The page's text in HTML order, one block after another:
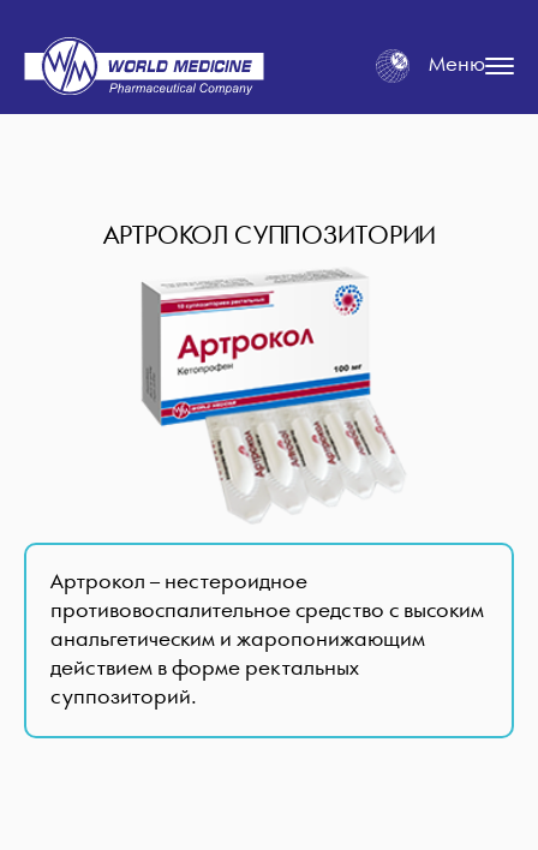
Меню
АРТРОКОЛ СУППОЗИТОРИИ
Артрокол – нестероидное
противовоспалительное средство с высоким
анальгетическим и жаропонижающим
действием в форме ректальных
суппозиторий.